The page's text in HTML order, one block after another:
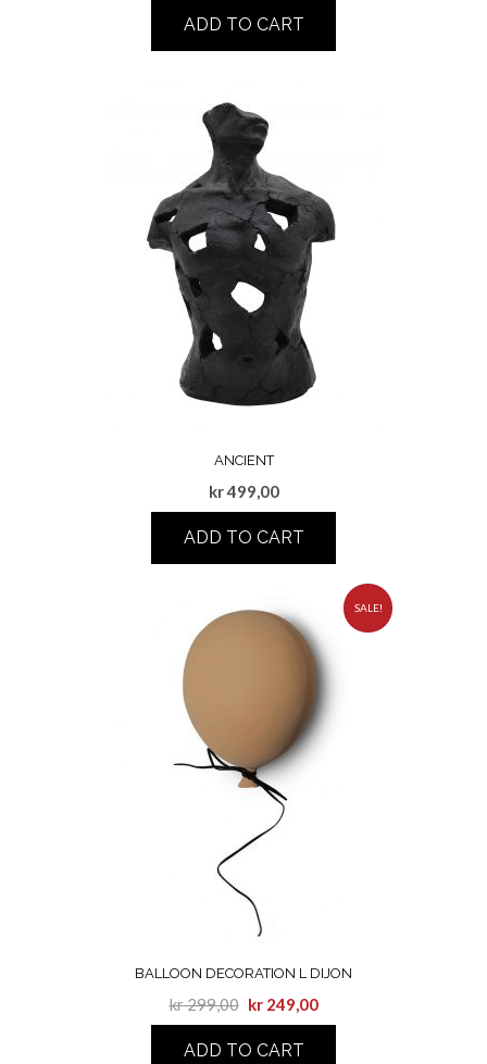
ADD TO CART
ANCIENT
kr499,00
ADD TO CART
SALE!
BALLOON DECORATION L DIJON
kr299,00 kr249,00
ADD TO CART